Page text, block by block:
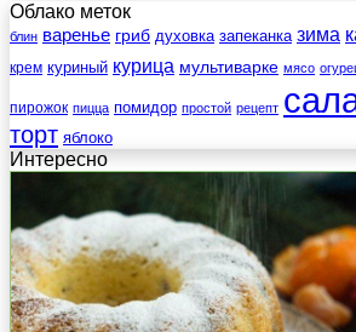
Облако меток
блин варенье гриб духовка запеканка зима
крем куриный курица мультиварке мясо
пирожок пицца помидор простой рецепт
торт яблоко
Интересно